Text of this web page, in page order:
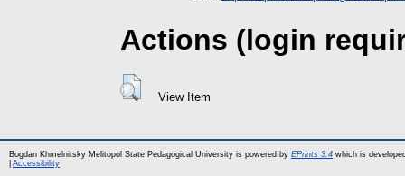
Actions (login
View Item
Bogdan Khmelnitsky Melitopol State Pedagogical University is powered by EPrints 3.4 which is
Accessibility